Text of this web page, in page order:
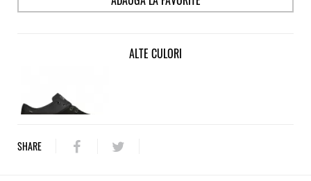
ALTE CULORI
SHARE